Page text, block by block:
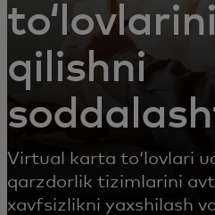
qilishni
Virtual karta toʻlovlari
qarzdorlik tizimlarini
xavfsizlikni yaxshilash